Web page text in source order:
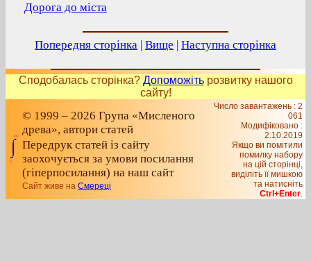
Дорога до міста
Попередня сторінка | Вище | Наступна сторінка
Сподобалась сторінка? Допоможітьрозвитку нашого
сайту!
© 1999 – 2026 Група «Мисленого
древа», автори статей
Передрук статей із сайту
заохочується за умови посилання
(гіперпосилання) на наш сайт
Сайт живе на Смереці
Число завантажень : 2
061
Модифіковано :
2.10.2019
Якщо ви помітили
помилку набору
на цiй сторiнцi,
видiлiть її мишкою
та натисніть
Ctrl+Enter.